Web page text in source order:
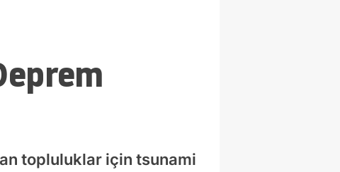
topluluklar için tsunami